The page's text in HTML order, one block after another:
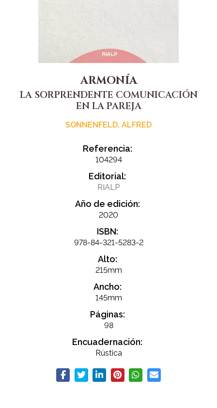
ARMONÍA
LA SORPRENDENTE COMUNICACIÓN
EN LA PAREJA
SONNENFELD, ALFRED
Referencia:
104294
Editorial:
RIALP
Año de edición:
2020
ISBN:
978-84-321-5283-2
Alto:
215mm
Ancho:
145mm
Páginas:
98
Encuadernación:
Rústica